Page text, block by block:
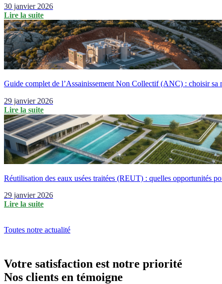
30 janvier 2026
Lire la suite
Guide complet de l’Assainissement Non Collectif (ANC) : choisir
29 janvier 2026
Lire la suite
Réutilisation des eaux usées traitées (REUT) : quelles opportunités
29 janvier 2026
Lire la suite
Toutes notre actualité
Votre satisfaction est notre priorité
Nos clients en témoigne